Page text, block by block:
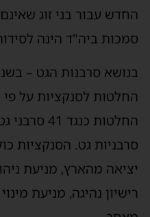
החדש עבור בני זוג
סמכות ביה"ד הינה
סרבניות גט. הסנקציות
יציאה מהארץ, מניעת
רישיון נהיגה, מניעת